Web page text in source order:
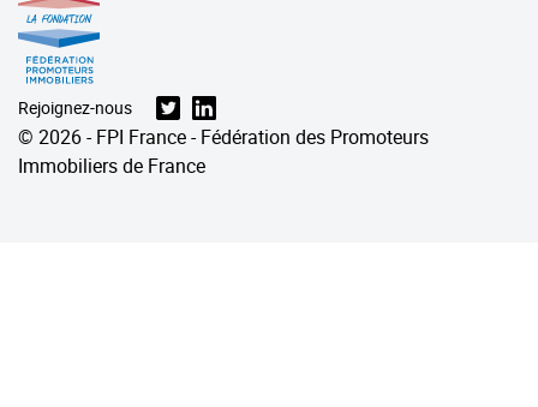
Rejoignez-nous
© 2026 - FPI France - Fédération des Promoteurs
Immobiliers de France